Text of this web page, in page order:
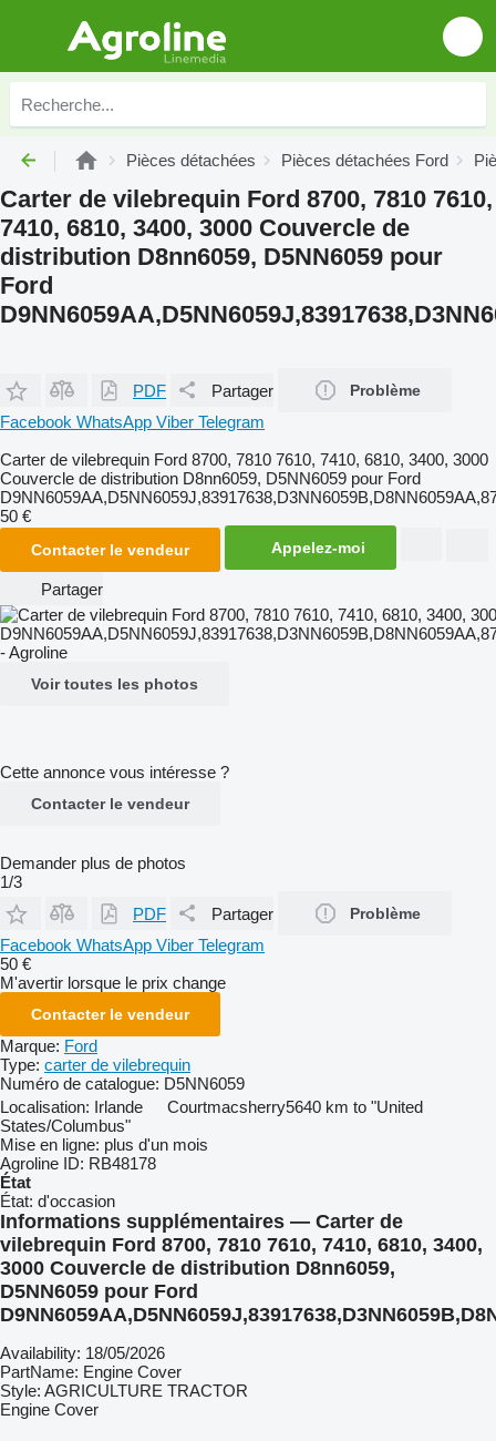
Pièces détachées Pièces détachées Ford
Carter de vilebrequin Ford 8700, 7810 7610,
7410, 6810, 3400, 3000 Couvercle de
distribution D8nn6059, D5NN6059 pour
Ford
PDF Partager Problème
Facebook WhatsApp Viber Telegram
Carter de vilebrequin Ford 8700, 7810 7610, 7410, 6810, 3400, 3000
Couvercle de distribution D8nn6059, D5NN6059 pour Ford
50 €
Contacter le vendeur Appelez-moi
Partager
Voir toutes les photos
Cette annonce vous intéresse ?
Contacter le vendeur
Demander plus de photos
1/3
PDF
Partager Problème
Facebook WhatsApp Viber Telegram
50 €
M'avertir lorsque le prix change
Contacter le vendeur
Marque: Ford
Type: carter de vilebrequin
Numéro de catalogue: D5NN6059
Localisation: Irlande Courtmacsherry5640 km to "United
States/Columbus"
Mise en ligne: plus d'un mois
Agroline ID: RB48178
État
État: d'occasion
Informations supplémentaires — Carter de
vilebrequin Ford 8700, 7810 7610, 7410, 6810, 3400,
3000 Couvercle de distribution D8nn6059,
D5NN6059 pour Ford
Availability: 18/05/2026
PartName: Engine Cover
Style: AGRICULTURE TRACTOR
Engine Cover